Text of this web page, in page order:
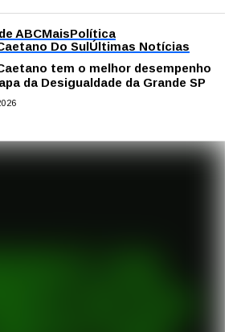
ABCMaisPolítica
Do SulÚltimas Notícias
tem o melhor desempenho
da Desigualdade da Grande SP